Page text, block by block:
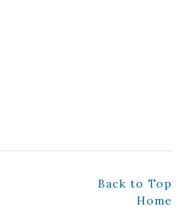
Back to Top
Home